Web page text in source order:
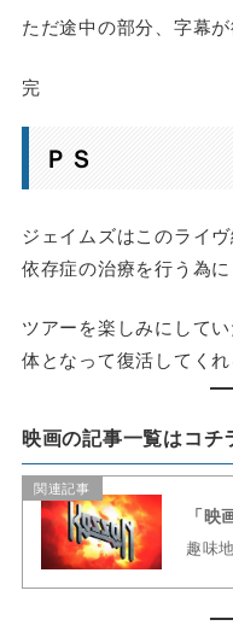
ただ途中の部分、字幕
完
ＰＳ
ジェイムズはこのライ
依存症の治療を行う為
ツアーを楽しみにして
体となって復活してく
映画の記事一覧はコチ
関連記事
「
趣味